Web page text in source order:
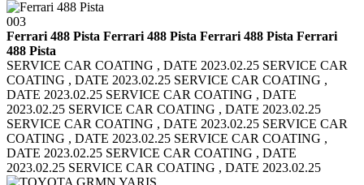
003
Ferrari 488 Pista Ferrari 488 Pista Ferrari 488 Pista Ferrari
488 Pista
SERVICE CAR COATING , DATE 2023.02.25 SERVICE CAR
COATING , DATE 2023.02.25 SERVICE CAR COATING ,
DATE 2023.02.25 SERVICE CAR COATING , DATE
2023.02.25 SERVICE CAR COATING , DATE 2023.02.25
SERVICE CAR COATING , DATE 2023.02.25 SERVICE CAR
COATING , DATE 2023.02.25 SERVICE CAR COATING ,
DATE 2023.02.25 SERVICE CAR COATING , DATE
2023.02.25 SERVICE CAR COATING , DATE 2023.02.25